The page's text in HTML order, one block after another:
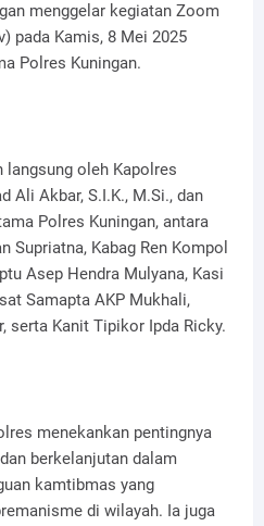
menggelar kegiatan Zoom
pada Kamis, 8 Mei 2025
Polres Kuningan.
oleh Kapolres
Ali Akbar, S.I.K., M.Si., dan
Polres Kuningan, antara
Supriatna, Kabag Ren Kompol
Asep Hendra Mulyana, Kasi
Samapta AKP Mukhali,
serta Kanit Tipikor Ipda Ricky.
menekankan pentingnya
berkelanjutan dalam
kamtibmas yang
di wilayah. Ia juga